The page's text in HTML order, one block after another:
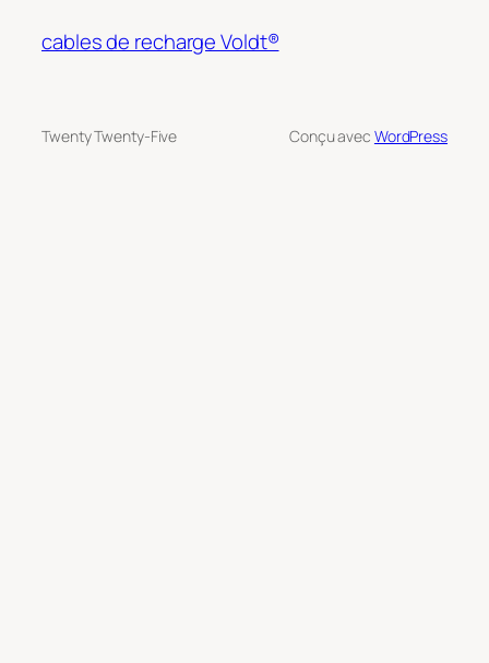
cables de recharge Voldt®
Twenty Twenty-Five Conçu avec WordPress